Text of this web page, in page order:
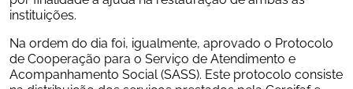
instituições.
Na ordem do dia foi, igualmente, aprovado o Protocolo
de Cooperação para o Serviço de Atendimento e
Acompanhamento Social (SASS). Este protocolo consiste